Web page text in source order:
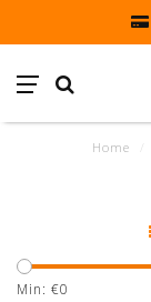
Home
Min: €0